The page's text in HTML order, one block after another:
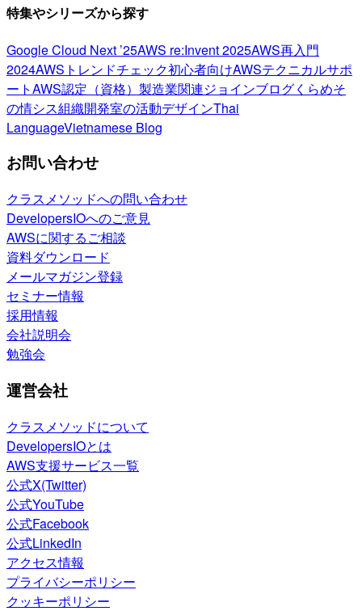
特集やシリーズから探す
Google Cloud Next ’25AWS re:Invent 2025AWS再入門
2024AWSトレンドチェック初心者向けAWSテクニカルサポ
ートAWS認定（資格） 製造業関連ジョインブログくらめそ
の情シス組織開発室の活動デザインThai
LanguageVietnamese Blog
お問い合わせ
クラスメソッドへの問い合わせ
DevelopersIOへのご意見
AWSに関するご相談
資料ダウンロード
メールマガジン登録
セミナー情報
採用情報
会社説明会
勉強会
運営会社
クラスメソッドについて
DevelopersIOとは
AWS支援サービス一覧
公式X(Twitter)
公式YouTube
公式Facebook
公式LinkedIn
アクセス情報
プライバシーポリシー
クッキーポリシー